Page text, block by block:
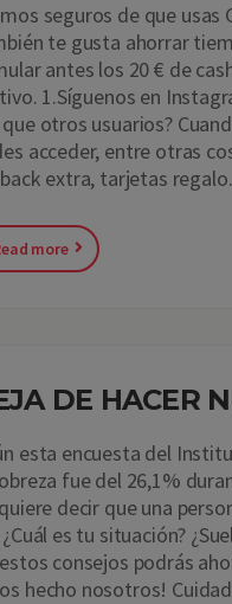
seguros de que usas
te gusta ahorrar
antes los 20 € de
1.Síguenos en
otros usuarios?
acceder, entre otras
extra, tarjetas
more
DE HACER
esta encuesta del
fue del 26,1%
decir que una
es tu situación?
consejos podrás
hecho nosotros!